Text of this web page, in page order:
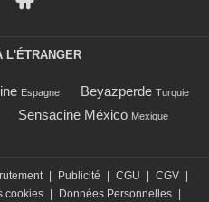
L'ÉTRANGER
Espagne Beyazperde Turquie
Sensacine México Mexique
Publicité CGU CGV
cookies Données Personnelles